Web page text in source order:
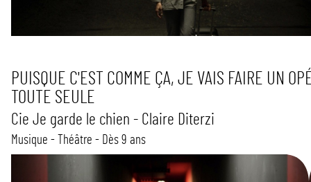
PUISQUE C'EST COMME ÇA, JE VAIS FAIRE UN
TOUTE SEULE
Cie Je garde le chien - Claire Diterzi
Musique - Théâtre - Dès 9 ans